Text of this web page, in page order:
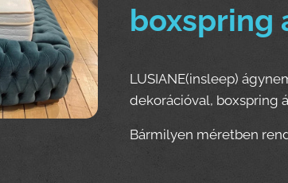
boxspring
LUSIANE(insleep)
dekorációval, boxspring
Bármilyen méretben